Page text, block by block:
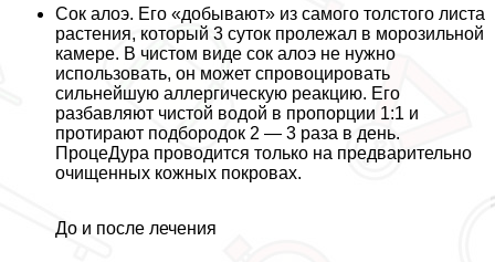
Сок алоэ. Его «добывают» из самого толстого листа
растения, который 3 суток пролежал в морозильной
камере. В чистом виде сок алоэ не нужно
использовать, он может спровоцировать
сильнейшую аллергическую реакцию. Его
разбавляют чистой водой в пропорции 1:1 и
протирают подбородок 2 — 3 раза в день.
ПроцеДypa проводится только на предварительно
очищенных кожных покровах.
До и после лечения